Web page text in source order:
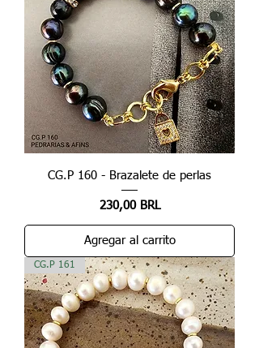
CG.P 160 - Brazalete de perlas
Precio
230,00 BRL
Agregar al carrito
CG.P 161